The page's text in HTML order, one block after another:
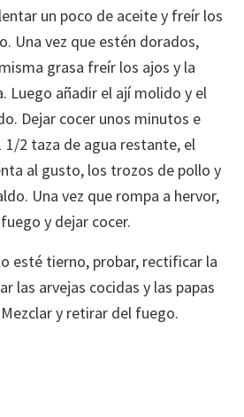
un poco de aceite y freír los
Una vez que estén dorados,
grasa freír los ajos y la
Luego añadir el ají molido y el
Dejar cocer unos minutos e
1/2 taza de agua restante, el
al gusto, los trozos de pollo y
Una vez que rompa a hervor,
y dejar cocer.
esté tierno, probar, rectificar la
las arvejas cocidas y las papas
y retirar del fuego.